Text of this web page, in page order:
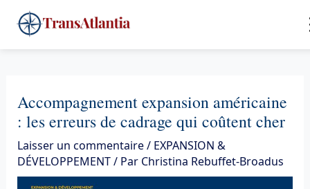
au
contenu
Accompagnement expansion américaine
: les erreurs de cadrage qui coûtent cher
Laisser un commentaire/ EXPANSION &
DÉVELOPPEMENT/ Par Christina Rebuffet-Broadus